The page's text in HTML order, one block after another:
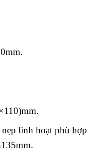
linh hoạt phù hợp